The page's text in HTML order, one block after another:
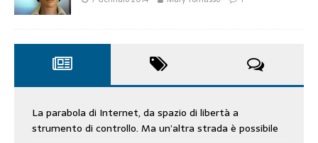
La parabola di Internet, da spazio di libertà a
strumento di controllo. Ma un’altra strada è possibile